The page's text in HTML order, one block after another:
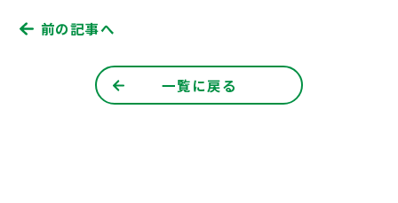
前の記事へ
一覧に戻る